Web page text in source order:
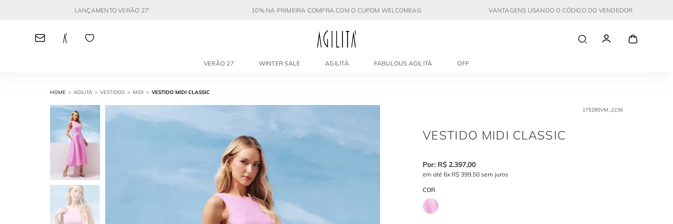
LANÇAMENTO VERÃO 27' 10% NA PRIMEIRA COMPRA COM O CUPOM WELCOMEAG VANTAGENS USANDO O CÓDIGO DO VENDEDOR
VERÃO 27 WINTER SALE AGILITÀ FABULOUS AGILITÀ OFF
AGILITÀ VESTIDOS MIDI VESTIDO MIDI CLASSIC
175280VM_2236
VESTIDO MIDI CLASSIC
R$ 2.397,00
em até 6x R$ 399,50 sem juros
COR